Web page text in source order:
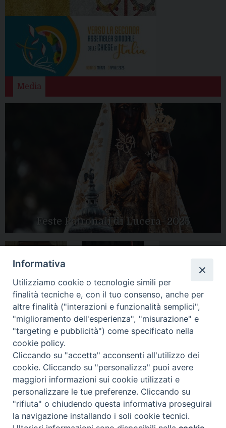
Media
Feste Patronali di Lucera- 2025
Apertura Anno
Giubilare 2025
Mariae in Diocesi
Tutte le gallery
CONTATTI:
LUCERA: Piazza Duomo, 13 - 71036 Lucera (FG) − tel.
Vescovo: tel/fax 0881/522244 - e-mail:
vescovo@diocesiluceratroia.it
: Piazza Episcopio - 71029 Troia (FG) − tel. 0881/977051
Informativa
Utilizziamo cookie o tecnologie simili per
finalità tecniche e, con il tuo consenso, anche per
altre finalità ("interazioni e funzionalità semplici",
"miglioramento dell'esperienza", "misurazione" e
"targeting e pubblicità") come specificato nella
cookie policy.
Cliccando su "accetta" acconsenti all'utilizzo dei
cookie. Cliccando su "personalizza" puoi avere
maggiori informazioni sui cookie utilizzati e
personalizzare le tue preferenze. Cliccando su
"rifiuta" o chiudendo questa informativa proseguirai
la navigazione installando i soli cookie tecnici.